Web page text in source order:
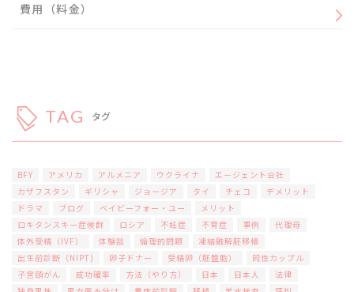
費用（料金）
TAG タグ
BFY アメリカ アルメニア ウクライナ
エージェント会社
カザフスタン
ギリシャ ジョージア タイ チェコ
デメリット
ドラマ
ブログ ベイビーフォー・ユー
メリット
ロキタンスキー症候群
ロシア 不妊症 不育症 事例
代理母
体外受精（IVF）
体験談 倫理的問題
凍結融解胚移植
出生前診断（NIPT)
卵子ドナー 受精卵（胚盤胞）
同性カップル
子宮頸がん
成功確率 方法（やり方） 日本 日本人
法律